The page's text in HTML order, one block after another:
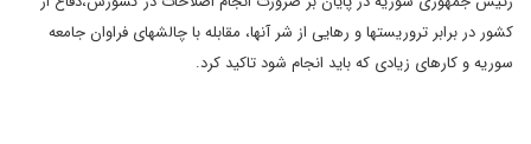
کشور در برابر تروریستها و رهایی از شر آنها، مقابله با چالشهای فراوان جامعه
سوریه و کارهای زیادی که باید انجام شود تاکید کرد.